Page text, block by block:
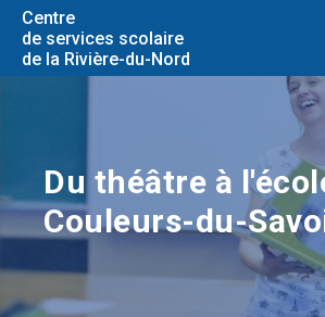
Centre
de services scolaire
de la Rivière-du-Nord
Du théâtre à
Couleurs-du-